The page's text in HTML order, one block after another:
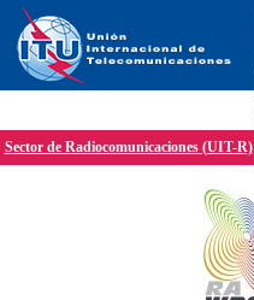
Sector de Radiocomunicaciones (UIT-R)